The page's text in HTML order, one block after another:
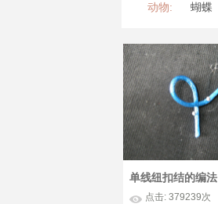
动物: 蝴蝶
单线纽扣结的编法
点击: 379239次